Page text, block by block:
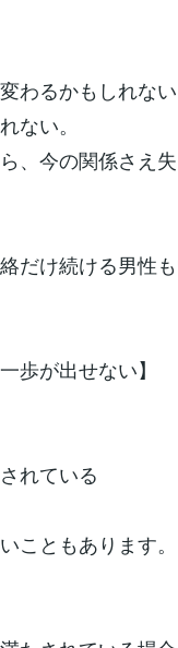
わるかもしれない
ない。
、今の関係さえ失
だけ続ける男性も
歩が出せない】
れている
こともあります。